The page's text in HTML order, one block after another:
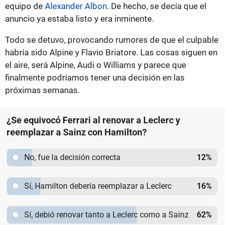
equipo de Alexander Albon. De hecho, se decía que el
anuncio ya estaba listo y era inminente.
Todo se detuvo, provocando rumores de que el culpable
habría sido Alpine y Flavio Briatore. Las cosas siguen en
el aire, será Alpine, Audi o Williams y parece que
finalmente podríamos tener una decisión en las
próximas semanas.
¿Se equivocó Ferrari al renovar a Leclerc y
reemplazar a Sainz con Hamilton?
No, fue la decisión correcta 12%
Sí, Hamilton debería reemplazar a Leclerc 16%
Sí, debió renovar tanto a Leclerc como a Sainz 62%